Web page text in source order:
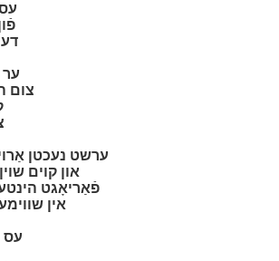
ער
צום
ערשט נעכטן
און קוים
פֿאַריאָגט
אין
עס